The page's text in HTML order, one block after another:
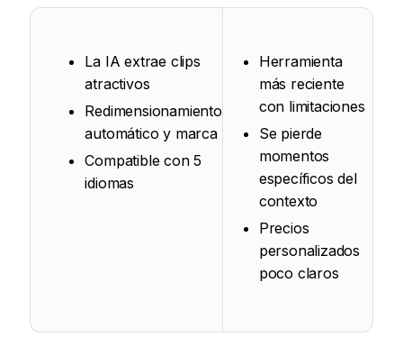
La IA extrae clips
atractivos
Redimensionamiento
automático y marca
Compatible con 5
idiomas
Herramienta
más reciente
con limitaciones
Se pierde
momentos
específicos del
contexto
Precios
personalizados
poco claros